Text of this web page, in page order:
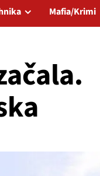
Mafia/Krimi